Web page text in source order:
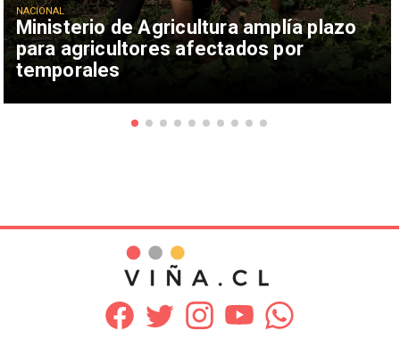
Ministerio de Agricultura amplía plazo
para agricultores afectados por
temporales
NACIONAL